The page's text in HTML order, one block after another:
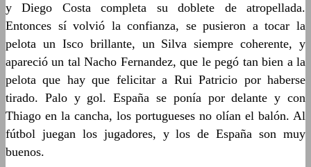
y Diego Costa completa su doblete de atropellada.
Entonces sí volvió la confianza, se pusieron a tocar la
pelota un Isco brillante, un Silva siempre coherente, y
apareció un tal Nacho Fernandez, que le pegó tan bien a la
pelota que hay que felicitar a Rui Patricio por haberse
tirado. Palo y gol. España se ponía por delante y con
Thiago en la cancha, los portugueses no olían el balón. Al
fútbol juegan los jugadores, y los de España son muy
buenos.